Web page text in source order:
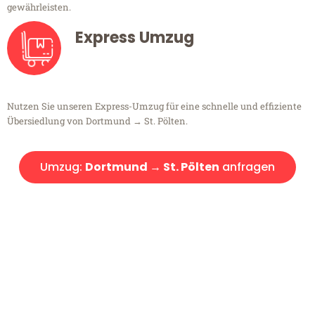
gewährleisten.
Express Umzug
Nutzen Sie unseren Express-Umzug für eine schnelle und effiziente
Übersiedlung von Dortmund → St. Pölten.
Umzug: Dortmund → St. Pölten anfragen